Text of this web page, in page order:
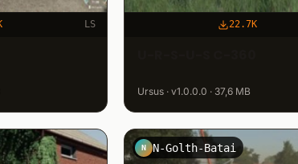
LS 22.7K
Ursus · v1.0.0.0 · 37,6 MB
N N-Golth-Batai